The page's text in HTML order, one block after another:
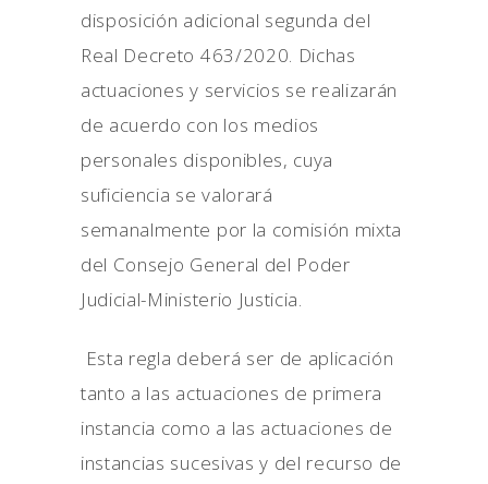
disposición adicional segunda del
Real Decreto 463/2020. Dichas
actuaciones y servicios se realizarán
de acuerdo con los medios
personales disponibles, cuya
suficiencia se valorará
semanalmente por la comisión mixta
del Consejo General del Poder
Judicial-Ministerio Justicia.
Esta regla deberá ser de aplicación
tanto a las actuaciones de primera
instancia como a las actuaciones de
instancias sucesivas y del recurso de